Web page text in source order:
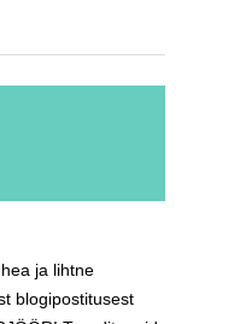
ja lihtne
blogipostitusest